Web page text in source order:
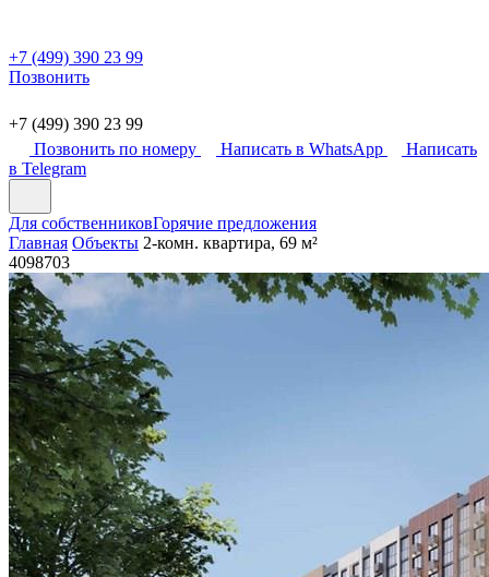
+7 (499) 390 23 99
Позвонить
+7 (499) 390 23 99
Позвонить по номеру
Написать в WhatsApp
Написать
в Telegram
Для собственниковГорячие предложения
Главная Объекты 2-комн. квартира, 69 м²
4098703